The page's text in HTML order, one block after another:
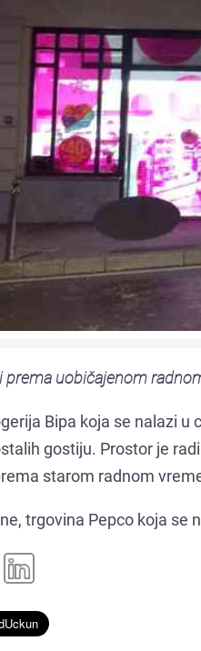
prema uobičajenom
Bipa koja se nalazi
gostiju. Prostor je
starom radnom
trgovina Pepco koja se